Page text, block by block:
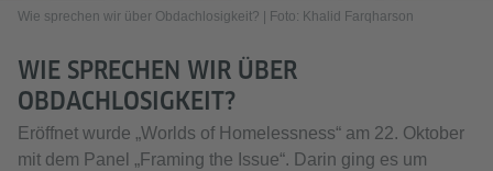
Wie sprechen wir über Obdachlosigkeit? | Foto: Khalid Farqharson
WIE SPRECHEN WIR ÜBER
OBDACHLOSIGKEIT?
Eröffnet wurde „Worlds of Homelessness“ am 22. Oktober
mit dem Panel „Framing the Issue“. Darin ging es um